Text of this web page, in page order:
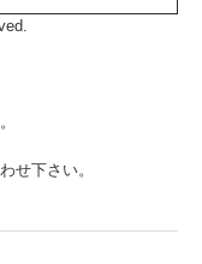
せ下さい。